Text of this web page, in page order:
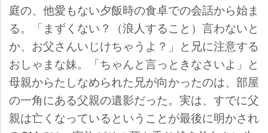
庭の、他愛もない夕飯時の食卓での会話から始ま
る。「まずくない？（浪人すること）言わないと
か、お父さんいじけちゃうよ？」と兄に注意する
おしゃまな妹。「ちゃんと言っときなさいよ」と
母親からたしなめられた兄が向かったのは、部屋
の一角にある父親の遺影だった。実は、すでに父
親は亡くなっているということが最後に明かされ